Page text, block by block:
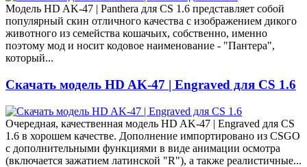
Модель HD AK-47 | Panthera для CS 1.6 представляет собой
популярный скин отличного качества с изображением дикого
животного из семейства кошачьих, собственно, именно
поэтому мод и носит кодовое наименование - "Пантера",
который...
Скачать модель HD AK-47 | Engraved для CS 1.6
Очередная, качественная модель HD AK-47 | Engraved для CS
1.6 в хорошем качестве. Дополнение импортировано из CSGO
с дополнительными функциями в виде анимации осмотра
(включается зажатием латинской "R"), а также реалистичные...